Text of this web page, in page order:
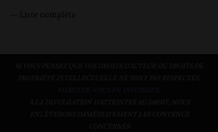
--- Liste complète